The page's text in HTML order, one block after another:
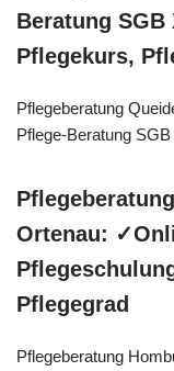
Beratung
Pflegekurs,
Pflegeberatung
Pflege-Beratung
Ortenau:
Pflegegrad
Pflegeberatung